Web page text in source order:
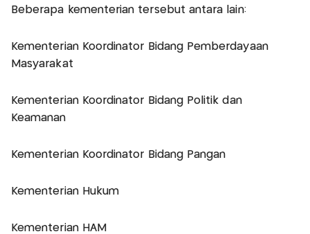
Beberapa kementerian tersebut antara lain:
Kementerian Koordinator Bidang Pemberdayaan
Masyarakat
Kementerian Koordinator Bidang Politik dan
Keamanan
Kementerian Koordinator Bidang Pangan
Kementerian Hukum
Kementerian HAM